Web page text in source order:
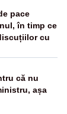
pace
în timp ce
cu
că nu
așa